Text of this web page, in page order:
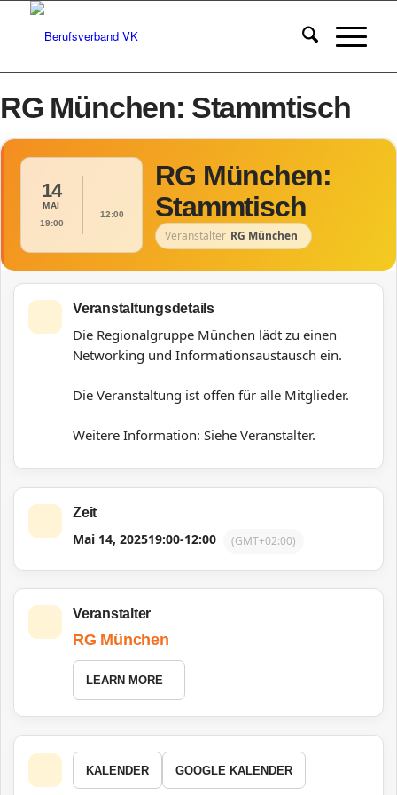
RG München: Stammtisch
14
MAI
19:00
12:00
RG München:
Stammtisch
Veranstalter RG München
Veranstaltungsdetails
Die Regionalgruppe München lädt zu einen
Networking und Informationsaustausch ein.
Die Veranstaltung ist offen für alle Mitglieder.
Weitere Information: Siehe Veranstalter.
Zeit
Mai 14, 202519:00-12:00 (GMT+02:00)
Veranstalter
RG München
LEARN MORE
KALENDER GOOGLE KALENDER